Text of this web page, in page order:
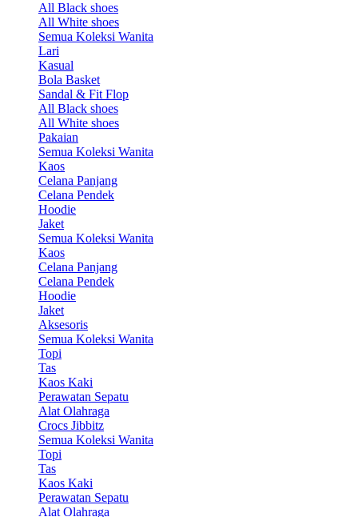
All Black shoes
All White shoes
Semua Koleksi Wanita
Lari
Kasual
Bola Basket
Sandal & Fit Flop
All Black shoes
All White shoes
Pakaian
Semua Koleksi Wanita
Kaos
Celana Panjang
Celana Pendek
Hoodie
Jaket
Semua Koleksi Wanita
Kaos
Celana Panjang
Celana Pendek
Hoodie
Jaket
Aksesoris
Semua Koleksi Wanita
Topi
Tas
Kaos Kaki
Perawatan Sepatu
Alat Olahraga
Crocs Jibbitz
Semua Koleksi Wanita
Topi
Tas
Kaos Kaki
Perawatan Sepatu
Alat Olahraga